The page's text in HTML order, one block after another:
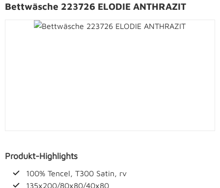
Bildergalerie überspringen
Bettwäsche 223726 ELODIE ANTHRAZIT
Produkt-Highlights
100% Tencel, T300 Satin, rv
135x200/80x80/40x80